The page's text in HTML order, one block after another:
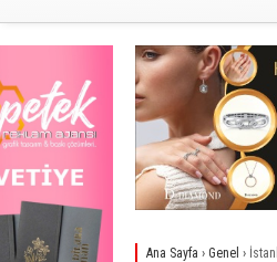
Ana Sayfa › Genel ›